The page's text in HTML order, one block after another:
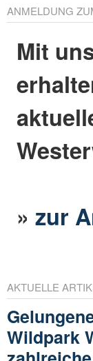
ANMELDUNG
Mit
»zur
AKTUELLE
Wildpark